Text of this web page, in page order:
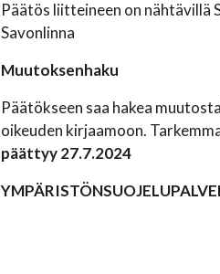
Päätös liitteineen on nähtävillä
Savonlinna
Muutoksenhaku
Päätökseen saa hakea
oikeuden kirjaamoon.
päättyy 27.7.2024